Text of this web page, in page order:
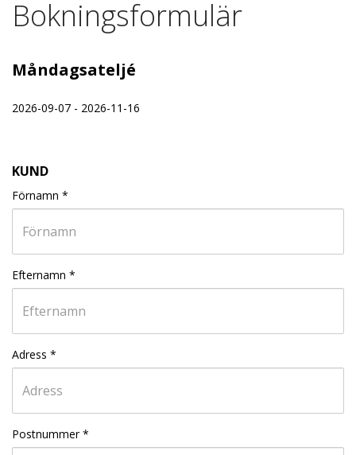
Bokningsformulär
Måndagsateljé
2026-09-07 - 2026-11-16
KUND
Förnamn *
Efternamn *
Adress *
Postnummer*